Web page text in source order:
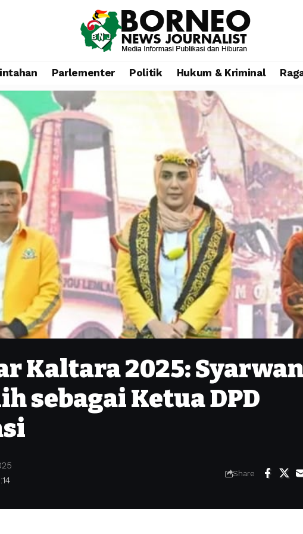
Parlementer Politik Hukum & Kriminal
Kaltara 2025:
sebagai Ketua DPD
Share